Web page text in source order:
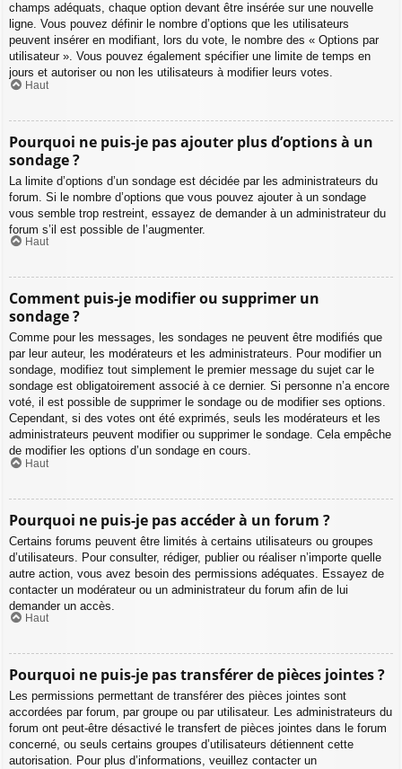
champs adéquats, chaque option devant être insérée sur une nouvelle
ligne. Vous pouvez définir le nombre d’options que les utilisateurs
peuvent insérer en modifiant, lors du vote, le nombre des « Options par
utilisateur ». Vous pouvez également spécifier une limite de temps en
jours et autoriser ou non les utilisateurs à modifier leurs votes.
Haut
Pourquoi ne puis-je pas ajouter plus d’options à un
sondage ?
La limite d’options d’un sondage est décidée par les administrateurs du
forum. Si le nombre d’options que vous pouvez ajouter à un sondage
vous semble trop restreint, essayez de demander à un administrateur du
forum s’il est possible de l’augmenter.
Haut
Comment puis-je modifier ou supprimer un
sondage ?
Comme pour les messages, les sondages ne peuvent être modifiés que
par leur auteur, les modérateurs et les administrateurs. Pour modifier un
sondage, modifiez tout simplement le premier message du sujet car le
sondage est obligatoirement associé à ce dernier. Si personne n’a encore
voté, il est possible de supprimer le sondage ou de modifier ses options.
Cependant, si des votes ont été exprimés, seuls les modérateurs et les
administrateurs peuvent modifier ou supprimer le sondage. Cela empêche
de modifier les options d’un sondage en cours.
Haut
Pourquoi ne puis-je pas accéder à un forum ?
Certains forums peuvent être limités à certains utilisateurs ou groupes
d’utilisateurs. Pour consulter, rédiger, publier ou réaliser n’importe quelle
autre action, vous avez besoin des permissions adéquates. Essayez de
contacter un modérateur ou un administrateur du forum afin de lui
demander un accès.
Haut
Pourquoi ne puis-je pas transférer de pièces jointes ?
Les permissions permettant de transférer des pièces jointes sont
accordées par forum, par groupe ou par utilisateur. Les administrateurs du
forum ont peut-être désactivé le transfert de pièces jointes dans le forum
concerné, ou seuls certains groupes d’utilisateurs détiennent cette
autorisation. Pour plus d’informations, veuillez contacter un